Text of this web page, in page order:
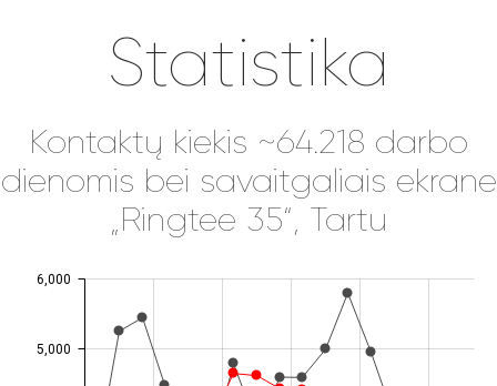
Statistika
Kontaktų kiekis ~64.218 darbo
dienomis bei savaitgaliais ekrane
„Ringtee 35“, Tartu
5,000
6,000